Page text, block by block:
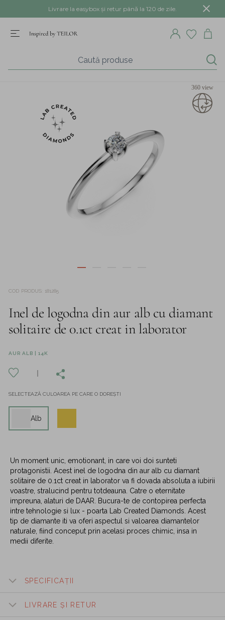
Livrare la easybox și retur până la 120 de zile.
360 view
COD PRODUS 181285
Inel de logodna din aur alb cu diamant
solitaire de 0.1ct creat in laborator
AUR ALB | 14K
SELECTEAZĂ CULOAREA PE CARE O DOREȘTI
Alb
Un moment unic, emotionant, in care voi doi sunteti
protagonistii. Acest inel de logodna din aur alb cu diamant
solitaire de 0.1ct creat in laborator va fi dovada absoluta a iubirii
voastre, stralucind pentru totdeauna. Catre o eternitate
impreuna, alaturi de DAAR. Bucura-te de contopirea perfecta
intre tehnologie si lux - poarta Lab Created Diamonds. Acest
tip de diamante iti va oferi aspectul si valoarea diamantelor
naturale, fiind conceput prin acelasi proces chimic, insa in
medii diferite.
SPECIFICAȚII
LIVRARE ȘI RETUR